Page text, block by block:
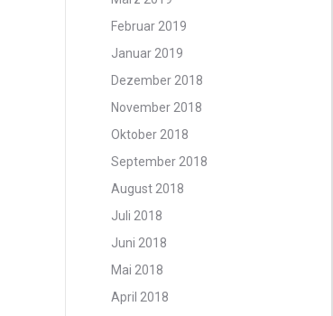
Februar 2019
Januar 2019
Dezember 2018
November 2018
Oktober 2018
September 2018
August 2018
Juli 2018
Juni 2018
Mai 2018
April 2018